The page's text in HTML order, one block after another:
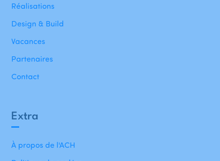
Extra
À propos de l'ACH
Réalisations
Design & Build
Vacances
Partenaires
Contact